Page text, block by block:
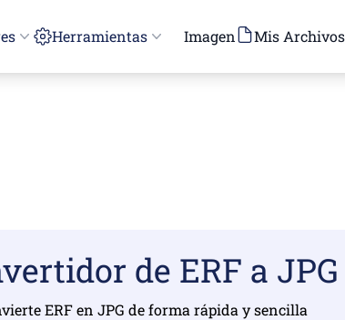
Herramientas Imagen Mis Archivos
de ERF a JPG
ERF en JPG de forma rápida y sencilla